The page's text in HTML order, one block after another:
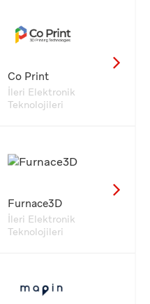
Co Print
İleri Elektronik
Teknolojileri
Furnace3D
İleri Elektronik
Teknolojileri